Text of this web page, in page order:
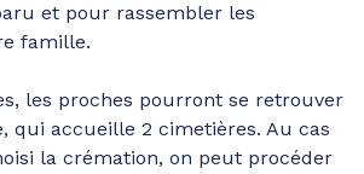
et pour rassembler les
famille.
les proches pourront se retrouver
qui accueille 2 cimetières. Au cas
la crémation, on peut procéder